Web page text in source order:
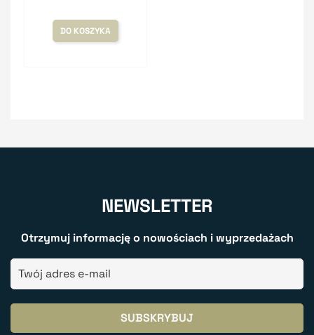
DO KOSZYKA
NEWSLETTER
Otrzymuj informację o nowościach i wyprzedażach